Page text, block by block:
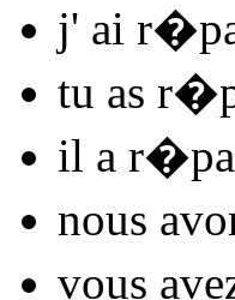
j' ai
tu as
il a
nous
vous